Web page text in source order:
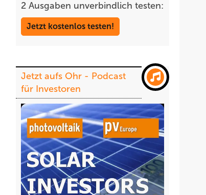
2 Ausgaben unverbindlich testen:
Jetzt kostenlos testen!
Jetzt aufs Ohr - Podcast
für Investoren